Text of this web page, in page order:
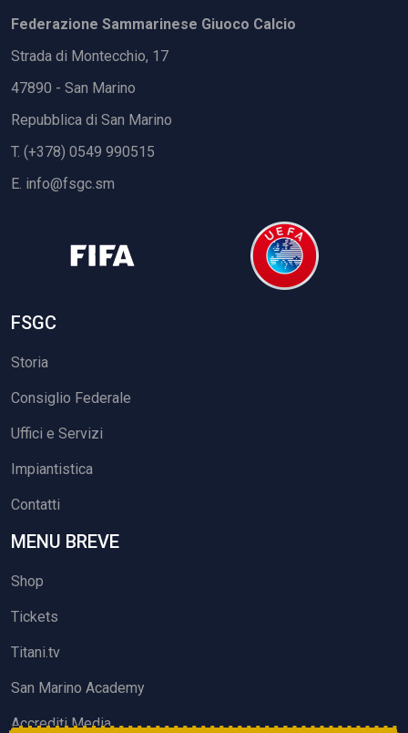
Federazione Sammarinese Giuoco Calcio
Strada di Montecchio, 17
47890 - San Marino
Repubblica di San Marino
T. (+378) 0549 990515
E. info@fsgc.sm
FSGC
Storia
Consiglio Federale
Uffici e Servizi
Impiantistica
Contatti
MENU BREVE
Shop
Tickets
Titani.tv
San Marino Academy
Accrediti Media